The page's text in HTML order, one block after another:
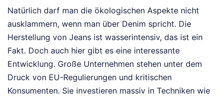
Natürlich darf man die ökologischen Aspekte nicht
ausklammern, wenn man über Denim spricht. Die
Herstellung von Jeans ist wasserintensiv, das ist ein
Fakt. Doch auch hier gibt es eine interessante
Entwicklung. Große Unternehmen stehen unter dem
Druck von EU-Regulierungen und kritischen
Konsumenten. Sie investieren massiv in Techniken wie